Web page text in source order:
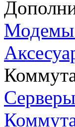
Модемы